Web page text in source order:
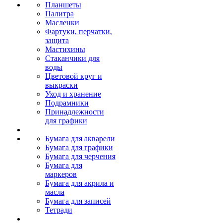
Планшеты
Палитра
Масленки
Фартуки, перчатки,
защита
Мастихины
Стаканчики для
воды
Цветовой круг и
выкраски
Уход и хранение
Подрамники
Принадлежности
для графики
Бумага для акварели
Бумага для графики
Бумага для черчения
Бумага для
маркеров
Бумага для акрила и
масла
Бумага для записей
Тетради